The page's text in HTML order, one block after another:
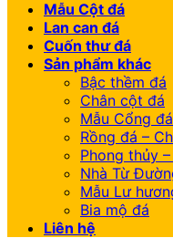
Mẫu Cột đá
Lan can đá
Cuốn thư đá
Sản phẩm khác
Bậc thềm đá
Chân cột đá
Mẫu Cổng đá
Rồng đá –
Phong thủy
Nhà Từ
Mẫu Lư
Bia mộ đá
Liên hệ